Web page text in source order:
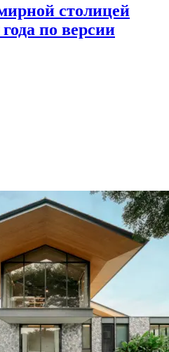
столицей
по версии